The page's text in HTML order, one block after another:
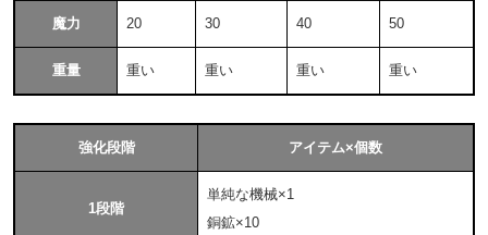
魔力 20 30 40 50
重量 重い 重い 重い 重い
強化段階 アイテム×個数
1段階
単純な機械×1
銅鉱×10